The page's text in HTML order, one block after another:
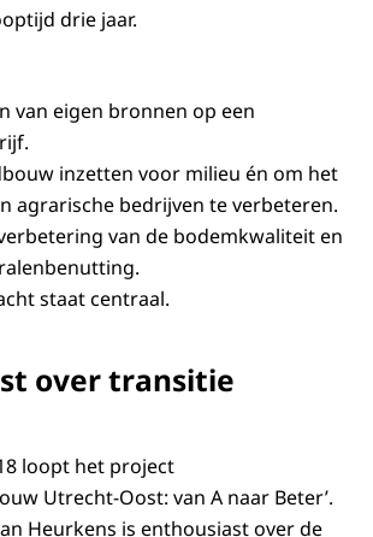
drie jaar.
van eigen bronnen op een
inzetten voor milieu én om het
agrarische bedrijven te verbeteren.
van de bodemkwaliteit en
staat centraal.
over transitie
loopt het project
Utrecht-Oost: van A naar Beter’.
Heurkens is enthousiast over de